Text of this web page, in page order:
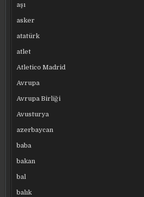
aşı
asker
atatürk
atlet
Atletico Madrid
Avrupa
Avrupa Birliği
Avusturya
azerbaycan
baba
bakan
bal
balık